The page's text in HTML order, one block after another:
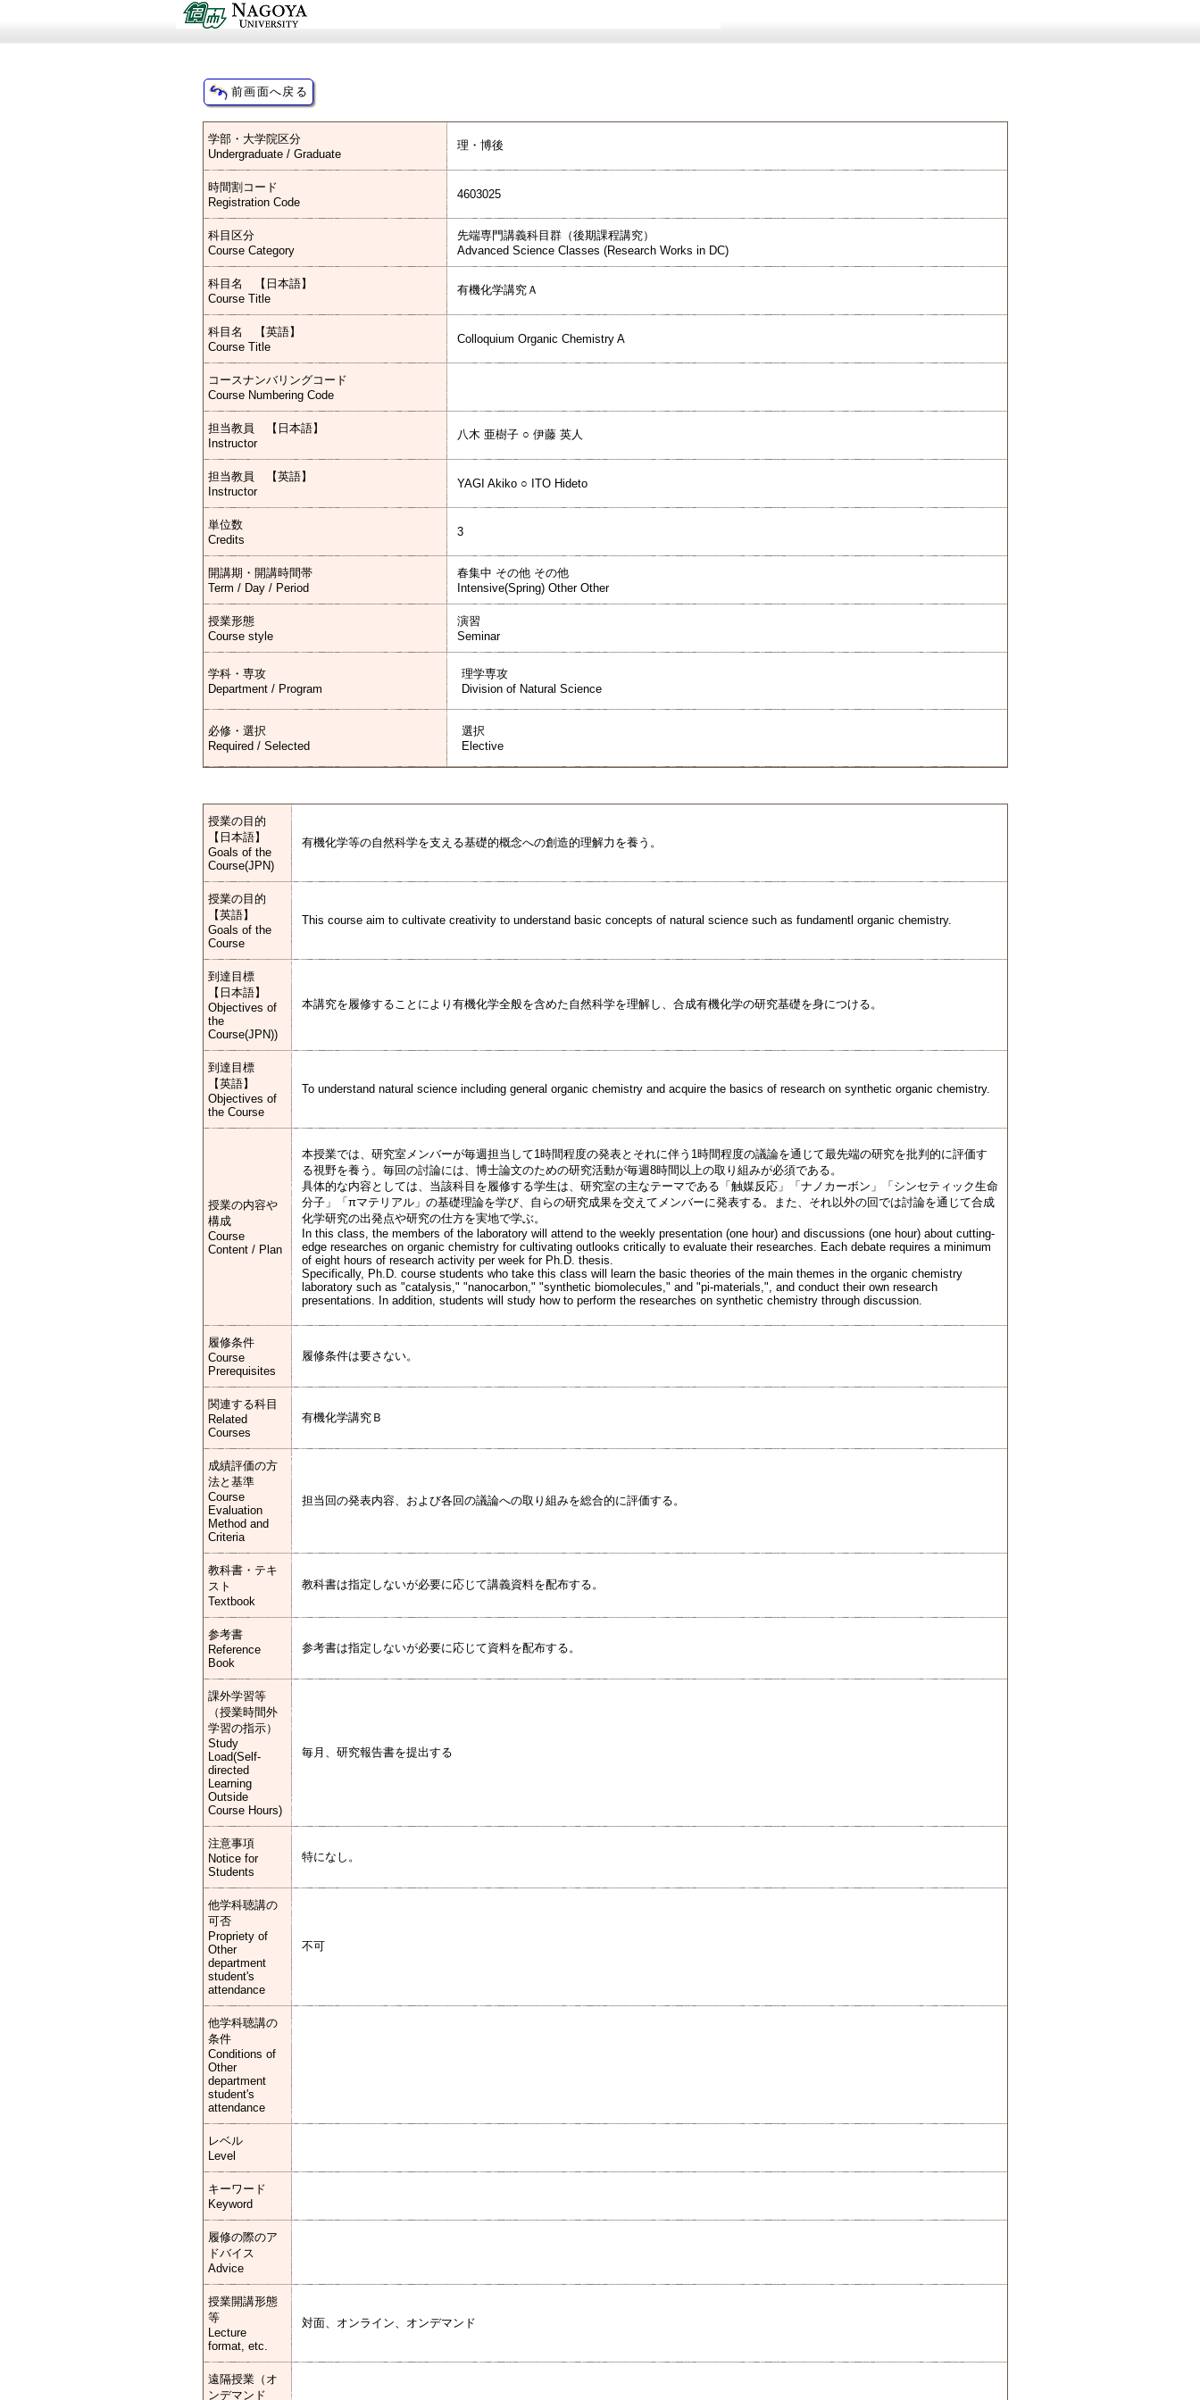
学部・大学院区分
Undergraduate / Graduate
理・博後
時間割コード
Registration Code
4603025
科目区分
Course Category
先端専門講義科目群（後期課程講究）
Advanced Science Classes (Research Works in DC)
科目名 【日本語】
Course Title
有機化学講究Ａ
科目名 【英語】
Course Title
Colloquium Organic Chemistry A
コースナンバリングコード
Course Numbering Code
担当教員 【日本語】
Instructor
八木 亜樹子 ○ 伊藤 英人
担当教員 【英語】
Instructor
YAGI Akiko ○ ITO Hideto
単位数
Credits
3
開講期・開講時間帯
Term / Day / Period
春集中 その他 その他
Intensive(Spring) Other Other
授業形態
Course style
演習
Seminar
学科・専攻
Department / Program
理学専攻
Division of Natural Science
必修・選択
Required / Selected
選択
Elective
授業の目的
【日本語】
Goals of the
Course(JPN)
有機化学等の自然科学を支える基礎的概念への創造的理解力を養う。
授業の目的
【英語】
Goals of the
Course
This course aim to cultivate creativity to understand basic concepts of natural science such as fundamentl organic chemistry.
到達目標
【日本語】
Objectives of
the
Course(JPN))
本講究を履修することにより有機化学全般を含めた自然科学を理解し、合成有機化学の研究基礎を身につける。
到達目標
【英語】
Objectives of
the Course
To understand natural science including general organic chemistry and acquire the basics of research on synthetic organic chemistry.
授業の内容や
構成
Course
Content / Plan
本授業では、研究室メンバーが毎週担当して1時間程度の発表とそれに伴う1時間程度の議論を通じて最先端の研究を批判的に評価す
る視野を養う。毎回の討論には、博士論文のための研究活動が毎週8時間以上の取り組みが必須である。
具体的な内容としては、当該科目を履修する学生は、研究室の主なテーマである「触媒反応」「ナノカーボン」「シンセティック生命
分子」「πマテリアル」の基礎理論を学び、自らの研究成果を交えてメンバーに発表する。また、それ以外の回では討論を通じて合成
化学研究の出発点や研究の仕方を実地で学ぶ。
In this class, the members of the laboratory will attend to the weekly presentation (one hour) and discussions (one hour) about cutting-
edge researches on organic chemistry for cultivating outlooks critically to evaluate their researches. Each debate requires a minimum
of eight hours of research activity per week for Ph.D. thesis.
Specifically, Ph.D. course students who take this class will learn the basic theories of the main themes in the organic chemistry
laboratory such as "catalysis," "nanocarbon," "synthetic biomolecules," and "pi-materials,", and conduct their own research
presentations. In addition, students will study how to perform the researches on synthetic chemistry through discussion.
履修条件
Course
Prerequisites
履修条件は要さない。
関連する科目
Related
Courses
有機化学講究Ｂ
成績評価の方
法と基準
Course
Evaluation
Method and
Criteria
担当回の発表内容、および各回の議論への取り組みを総合的に評価する。
教科書・テキ
スト
Textbook
教科書は指定しないが必要に応じて講義資料を配布する。
参考書
Reference
Book
参考書は指定しないが必要に応じて資料を配布する。
課外学習等
（授業時間外
学習の指示）
Study
Load(Self-
directed
Learning
Outside
Course Hours)
毎月、研究報告書を提出する
注意事項
Notice for
Students
特になし。
他学科聴講の
可否
Propriety of
Other
department
student's
attendance
不可
他学科聴講の
条件
Conditions of
Other
department
student's
attendance
レベル
Level
キーワード
Keyword
履修の際のア
ドバイス
Advice
授業開講形態
等
Lecture
format, etc.
対面、オンライン、オンデマンド
遠隔授業（オ
ンデマンド